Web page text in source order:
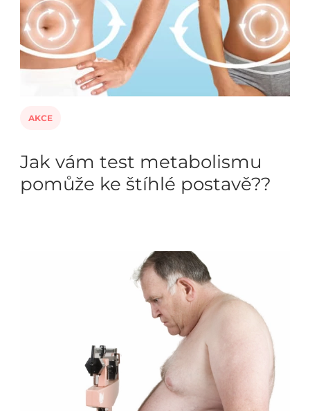
AKCE
Jak vám test metabolismu
pomůže ke štíhlé postavě??